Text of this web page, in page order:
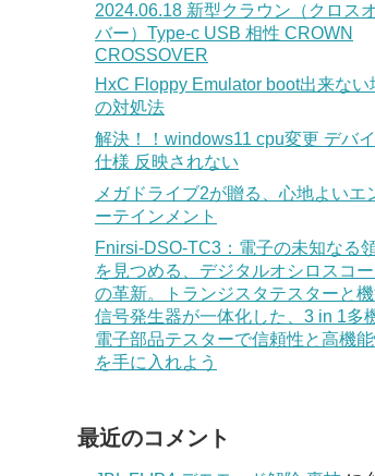
2024.06.18 新型クラウン（クロス
バー）Type-c USB 相性 CROWN
CROSSOVER
HxC Floppy Emulator boot出来ない
の対処法
解決！！windows11 cpu変更 デバ
仕様 反映されない
メガドライブ2が贈る、心地よいエ
ーテインメント
Fnirsi-DSO-TC3：電子の未知なる
を見つめる、デジタルオシロスコ
の革新。トランジスタテスターと
信号発生器が一体化した、3 in 1多
電子部品テスターで信頼性と高機
を手に入れよう
最近のコメント